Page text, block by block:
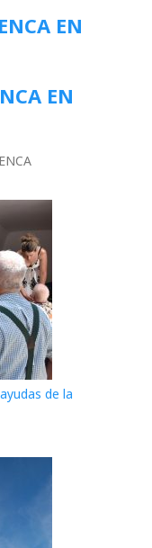
EN
EN
de la